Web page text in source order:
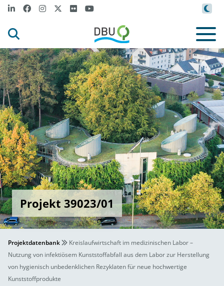
Projekt 39023/01
Projektdatenbank
Kreislaufwirtschaft im medizinischen Labor –
Nutzung von infektiösem Kunststoffabfall aus dem Labor zur Herstellung
von hygienisch unbedenklichen Rezyklaten für neue hochwertige
Kunststoffprodukte